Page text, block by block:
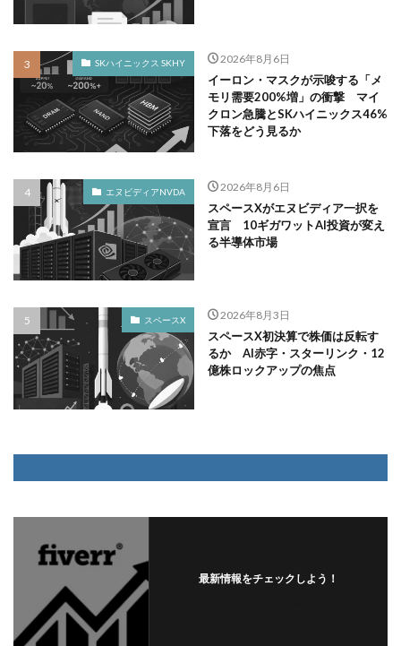
SKハイニックス SKHY 2026年8月6日
イーロン・マスクが示唆する「メ
モリ需要200%増」の衝撃 マイ
クロン急騰とSKハイニックス46%
下落をどう見るか
エヌビディアNVDA 2026年8月6日
スペースXがエヌビディア一択を
宣言 10ギガワットAI投資が変え
る半導体市場
スペースX 2026年8月3日
スペースX初決算で株価は反転す
るか AI赤字・スターリンク・12
億株ロックアップの焦点
最新情報をチェックしよう！